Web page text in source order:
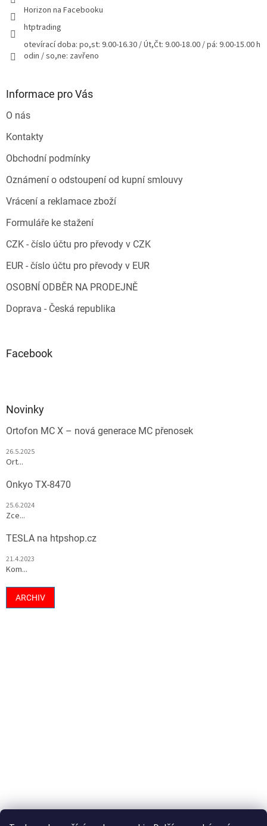
Horizon na Facebooku
htptrading
otevírací doba: po,st: 9.00-16.30 / Út,Čt: 9.00-18.00 / pá: 9.00-15.00 h
odin / so,ne: zavřeno
Informace pro Vás
O nás
Kontakty
Obchodní podmínky
Oznámení o odstoupení od kupní smlouvy
Vrácení a reklamace zboží
Formuláře ke stažení
CZK - číslo účtu pro převody v CZK
EUR - číslo účtu pro převody v EUR
OSOBNÍ ODBĚR NA PRODEJNĚ
Doprava - Česká republika
Facebook
Novinky
Ortofon MC X – nová generace MC přenosek
26.5.2025
Ort...
Onkyo TX-8470
25.6.2024
Zce...
TESLA na htpshop.cz
21.4.2023
Kom...
ARCHIV